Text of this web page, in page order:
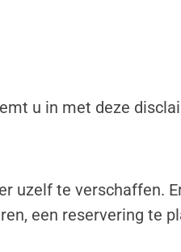
u in met deze
uzelf te verschaffen.
een reservering te